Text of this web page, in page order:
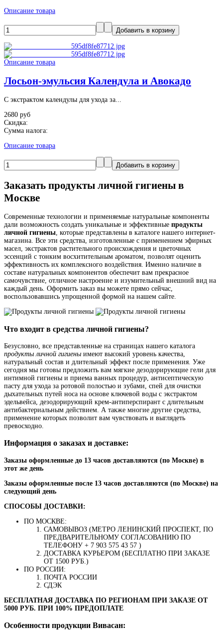
Описание товара
Описание товара
Лосьон-эмульсия Календула и Авокадо
С экстрактом календулы для ухода за...
2680 руб
Скидка:
Сумма налога:
Описание товара
Заказать продукты личной гигиены в
Москве
Современные технологии и применяемые натуральные компоненты
дали возможность создать уникальные и эффективные продукты
личной гигиены, которые представлены в каталоге нашего интернет-
магазина. Все эти средства, изготовленные с применением эфирных
масел, экстрактов растительного происхождения и цветочных
эссенций с тонким восхитительным ароматом, позволят оценить
эффективность их комплексного воздействия. Именно наличие в
составе натуральных компонентов обеспечит вам прекрасное
самочувствие, отличное настроение и изумительный внешний вид на
каждый день. Оформить заказ вы можете прямо сейчас,
воспользовавшись упрощенной формой на нашем сайте.
Что входит в средства личной гигиены?
Безусловно, все представленные на страницах нашего каталога
продукты личной гигиены имеют высокий уровень качества,
натуральный состав и длительный эффект после применения. Уже
сегодня мы готовы предложить вам мягкие дезодорирующие гели для
интимной гигиены и приема ванных процедур, антисептическую
пасту для ухода за ротовой полостью и зубами, спей для очистки
дыхательных путей носа на основе ключевой воды с экстрактом
эдельвейса, дезодорирующий крем-антиперспирант с длительным
антибактериальным действием. А также многие другие средства,
применение которых позволит вам чувствовать и выглядеть
превосходно.
Информация о заказах и доставке:
Заказы оформленные до 13 часов доставляются (по Москве) в
этот же день
Заказы оформленные после 13 часов доставляются (по Москве) на
следующий день
СПОСОБЫ ДОСТАВКИ:
ПО МОСКВЕ:
САМОВЫВОЗ (МЕТРО ЛЕНИНСКИЙ ПРОСПЕКТ, ПО
ПРЕДВАРИТЕЛЬНОМУ СОГЛАСОВАНИЮ ПО
ТЕЛЕФОНУ + 7 903 575 43 57 )
ДОСТАВКА КУРЬЕРОМ (БЕСПЛАТНО ПРИ ЗАКАЗЕ
ОТ 1500 РУБ.)
ПО РОССИИ:
ПОЧТА РОССИИ
СДЭК
БЕСПЛАТНАЯ ДОСТАВКА ПО РЕГИОНАМ ПРИ ЗАКАЗЕ ОТ
5000 РУБ. ПРИ 100% ПРЕДОПЛАТЕ
Особенности продукции Вивасан: